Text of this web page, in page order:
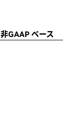
非GAAP ベース